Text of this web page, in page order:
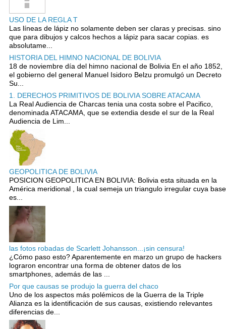
USO DE LA REGLA T
Las líneas de lápiz no solamente deben ser claras y precisas. sino
que para dibujos y calcos hechos a lápiz para sacar copias. es
absolutame...
HISTORIA DEL HIMNO NACIONAL DE BOLIVIA
18 de noviembre día del himno nacional de Bolivia En el año 1852,
el gobierno del general Manuel Isidoro Belzu promulgó un Decreto
Su...
1. DERECHOS PRIMITIVOS DE BOLIVIA SOBRE ATACAMA
La Real Audiencia de Charcas tenia una costa sobre el Pacifico,
denominada ATACAMA, que se extendia desde el sur de la Real
Audiencia de Lim...
GEOPOLITICA DE BOLIVIA
POSICION GEOPOLITICA EN BOLIVIA: Bolivia esta situada en la
América meridional , la cual semeja un triangulo irregular cuya base
es...
las fotos robadas de Scarlett Johansson...¡sin censura!
¿Cómo paso esto? Aparentemente en marzo un grupo de hackers
lograron encontrar una forma de obtener datos de los
smartphones, además de las ...
Por que causas se produjo la guerra del chaco
Uno de los aspectos más polémicos de la Guerra de la Triple
Alianza es la identificación de sus causas, existiendo relevantes
diferencias de...